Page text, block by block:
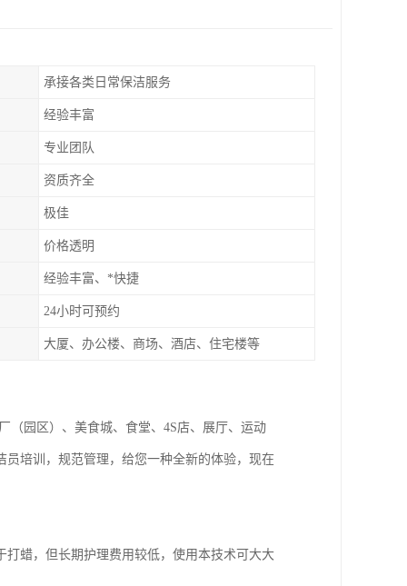
承接各类日常保洁服务
经验丰富
专业团队
资质齐全
极佳
价格透明
经验丰富、*快捷
24小时可预约
大厦、办公楼、商场、酒店、住宅楼等
（园区）、美食城、食堂、4S店、展厅、运动
培训，规范管理，给您一种全新的体验，现在
蜡，但长期护理费用较低，使用本技术可大大